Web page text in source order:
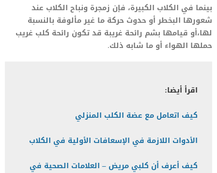
بينما في الكلاب الكبيرة، فإن زمجرة ونباح الكلاب عند
شعورها البخطر أو حدوث حركة ما غير مألوفة بالنسبة
لها،أو قيامها بشم رائحة غريبة قد تكون رائحة كلب غريب
حملها الهواء أو ما شابه ذلك.
اقرأ أيضا:
كيف اتعامل مع عضة الكلب المنزلي
الأدوات اللازمة في الإسعافات الأولية في الكلاب
كيف أعرف أن كلبي مريض – العلامات الصحية في